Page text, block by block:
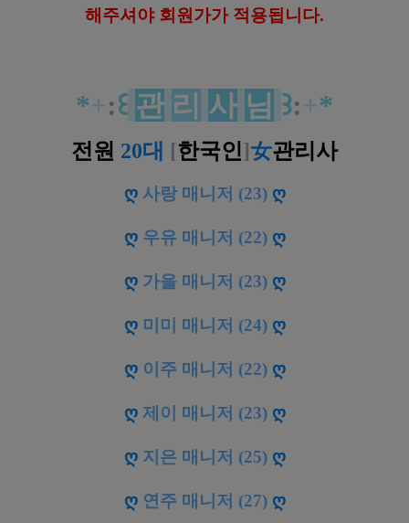
해 주셔야 회원가가 적용됩니다.
*+:꒰ 관 리 사 님 ꒱:+*
전원 20대 [한국인]女관리사
ღ사랑 매니저 (23) ღ
ღ우유 매니저 (22) ღ
ღ가을 매니저 (23) ღ
ღ미미 매니저 (24) ღ
ღ이주 매니저 (22) ღ
ღ제이 매니저 (23) ღ
ღ지은 매니저 (25) ღ
ღ연주 매니저 (27) ღ